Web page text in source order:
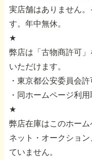
実店舗はありません
す。年中無休。
★
弊店は「古物商許可
いただけます。
・東京都公安委員会
・同ホームページ利
★
弊店在庫はこのホーム
ネット・オークショ
ていません。